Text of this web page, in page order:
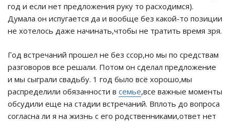
год и если нет предложения руку то расходимся).
Думала он испугается да и вообще без какой-то позиции
не хотелось даже начинать,чтобы не тратить время зря.
Год встречаний прошел не без ссор,но мы по средствам
разговоров все решали. Потом он сделал предложение
и мы сыграли свадьбу. 1 год было всё хорошо,мы
распределили обязанности в семье,все важные моменты
обсудили еще на стадии встречаний. Вплоть до вопроса
согласна ли я на жизнь с его родственниками,ответ нет